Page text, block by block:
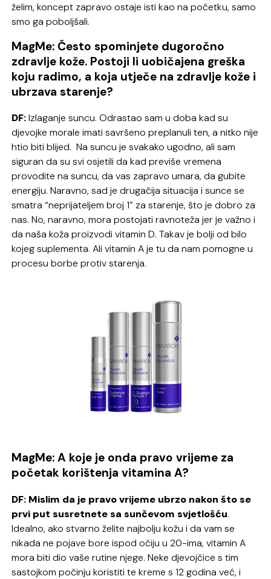
želim, koncept zapravo ostaje isti kao na početku, samo
smo ga poboljšali.
MagMe: Često spominjete dugoročno
zdravlje kože. Postoji li uobičajena greška
koju radimo, a koja utječe na zdravlje kože i
ubrzava starenje?
DF:Izlaganje suncu. Odrastao sam u doba kad su
djevojke morale imati savršeno preplanuli ten, a nitko nije
htio biti blijed. Na suncu je svakako ugodno, ali sam
siguran da su svi osjetili da kad previše vremena
provodite na suncu, da vas zapravo umara, da gubite
energiju. Naravno, sad je drugačija situacija i sunce se
smatra “neprijateljem broj 1” za starenje, što je dobro za
nas. No, naravno, mora postojati ravnoteža jer je važno i
da naša koža proizvodi vitamin D. Takav je bolji od bilo
kojeg suplementa. Ali vitamin A je tu da nam pomogne u
procesu borbe protiv starenja.
MagMe: A koje je onda pravo vrijeme za
početak korištenja vitamina A?
DF: Mislim da je pravo vrijeme ubrzo nakon što se
prvi put susretnete sa sunčevom svjetlošću.
Idealno, ako stvarno želite najbolju kožu i da vam se
nikada ne pojave bore ispod očiju u 20-ima, vitamin A
mora biti dio vaše rutine njege. Neke djevojčice s tim
sastojkom počinju koristiti te kreme s 12 godina već, i